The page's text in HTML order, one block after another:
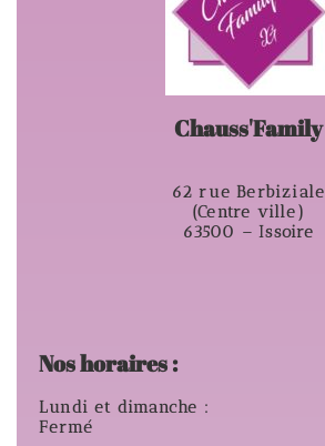
Chauss'Family
62 rue Berbiziale
(Centre ville)
63500 – Issoire
Nos horaires :
Lundi et dimanche :
Fermé